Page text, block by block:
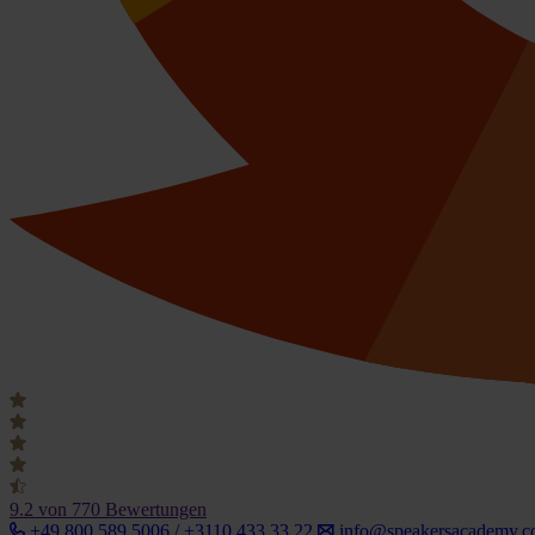
9.2 von 770 Bewertungen
+49 800 589 5006 / +3110 433 33 22